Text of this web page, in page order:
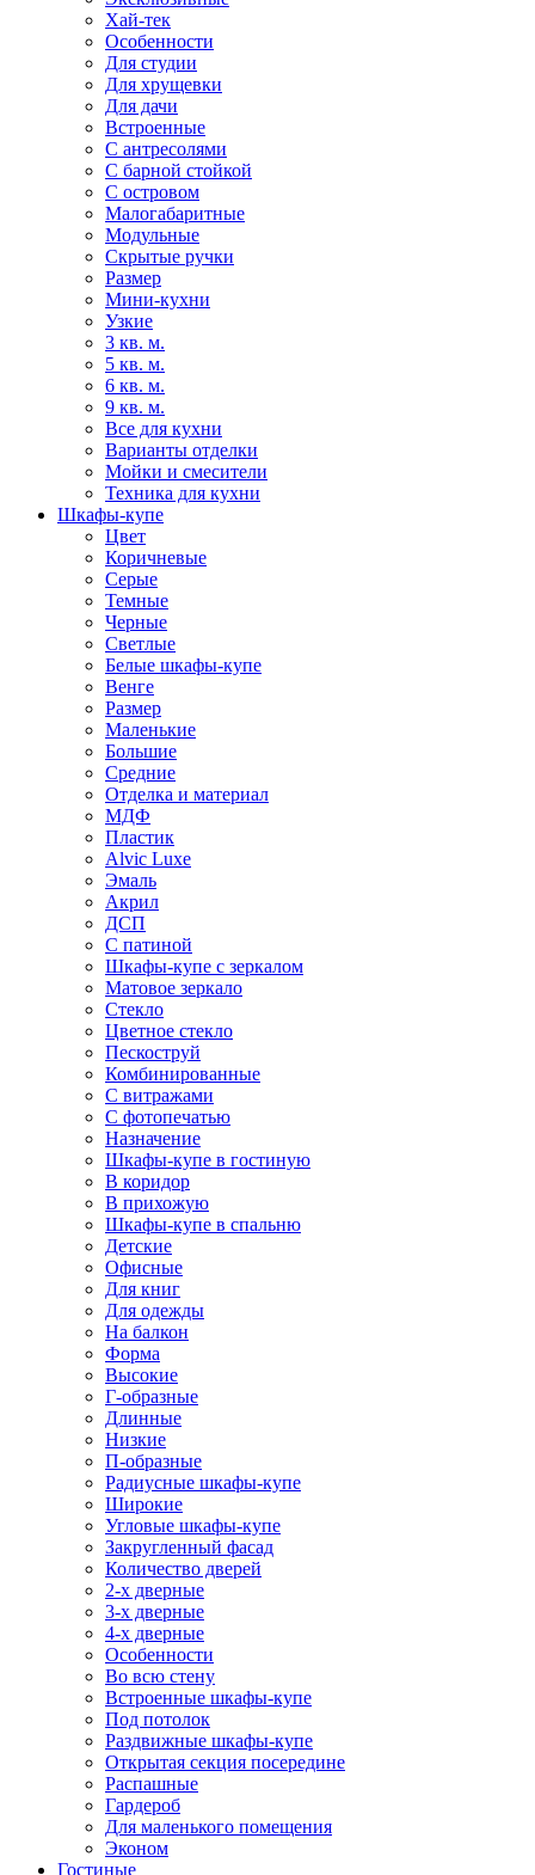
Хай-тек
Особенности
Для студии
Для хрущевки
Для дачи
Встроенные
С антресолями
С барной стойкой
С островом
Малогабаритные
Модульные
Скрытые ручки
Размер
Мини-кухни
Узкие
3 кв. м.
5 кв. м.
6 кв. м.
9 кв. м.
Все для кухни
Варианты отделки
Мойки и смесители
Техника для кухни
Шкафы-купе
Цвет
Коричневые
Серые
Темные
Черные
Светлые
Белые шкафы-купе
Венге
Размер
Маленькие
Большие
Средние
Отделка и материал
МДФ
Пластик
Alvic Luxe
Эмаль
Акрил
ДСП
С патиной
Шкафы-купе с зеркалом
Матовое зеркало
Стекло
Цветное стекло
Пескоструй
Комбинированные
С витражами
С фотопечатью
Назначение
Шкафы-купе в гостиную
В коридор
В прихожую
Шкафы-купе в спальню
Детские
Офисные
Для книг
Для одежды
На балкон
Форма
Высокие
Г-образные
Длинные
Низкие
П-образные
Радиусные шкафы-купе
Широкие
Угловые шкафы-купе
Закругленный фасад
Количество дверей
2-х дверные
3-х дверные
4-х дверные
Особенности
Во всю стену
Встроенные шкафы-купе
Под потолок
Раздвижные шкафы-купе
Открытая секция посередине
Распашные
Гардероб
Для маленького помещения
Эконом
Гостиные